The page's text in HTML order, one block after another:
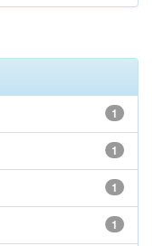
1
1
1
1